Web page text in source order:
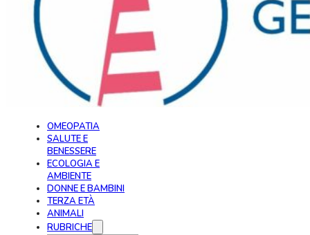
OMEOPATIA
SALUTE E
BENESSERE
ECOLOGIA E
AMBIENTE
DONNE E BAMBINI
TERZA ETÀ
ANIMALI
RUBRICHE